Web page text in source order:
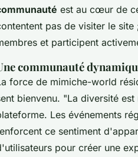
est au cœur de
pas de visiter le
et participent
communauté
force de mimiche-world
bienvenu. "La diversité
Les événements
ce sentiment
pour créer une